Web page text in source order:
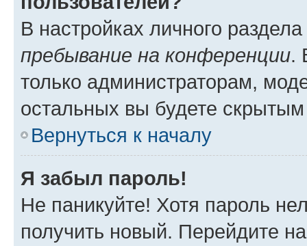
В настройках личного
пребывание на конференции.
только администраторам,
остальных вы будете
Вернуться к началу
Я забыл пароль!
Не паникуйте! Хотя пароль
получить новый. Перейдите